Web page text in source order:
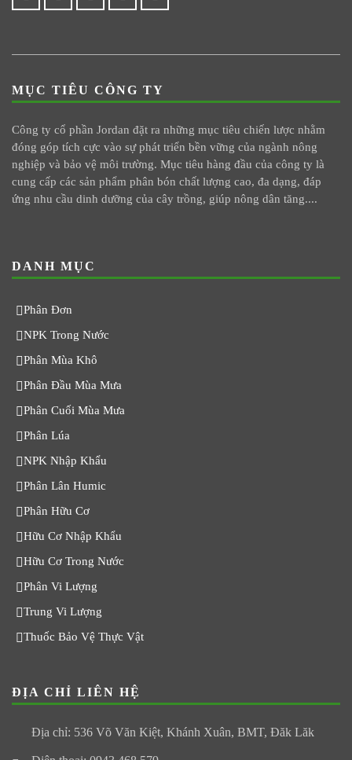
MỤC TIÊU CÔNG TY
Công ty cổ phần Jordan đặt ra những mục tiêu chiến lược nhằm
đóng góp tích cực vào sự phát triển bền vững của ngành nông
nghiệp và bảo vệ môi trường. Mục tiêu hàng đầu của công ty là
cung cấp các sản phẩm phân bón chất lượng cao, đa dạng, đáp
ứng nhu cầu dinh dưỡng của cây trồng, giúp nông dân tăng....
DANH MỤC
Phân Đơn
NPK Trong Nước
Phân Mùa Khô
Phân Đầu Mùa Mưa
Phân Cuối Mùa Mưa
Phân Lúa
NPK Nhập Khẩu
Phân Lân Humic
Phân Hữu Cơ
Hữu Cơ Nhập Khẩu
Hữu Cơ Trong Nước
Phân Vi Lượng
Trung Vi Lượng
Thuốc Bảo Vệ Thực Vật
ĐỊA CHỈ LIÊN HỆ
Địa chỉ: 536 Võ Văn Kiệt, Khánh Xuân, BMT, Đăk Lăk